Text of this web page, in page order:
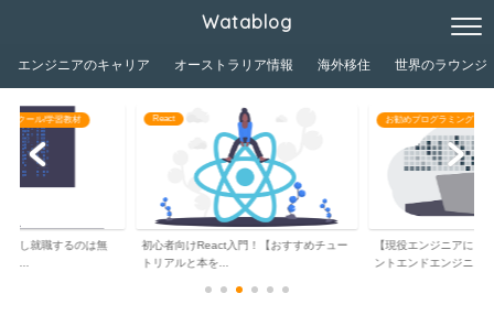
Watablog
エンジニアのキャリア オーストラリア情報 海外移住 世界のラウンジ
スクール/学習教材
学し就職するのは無
React
初心者向けReact入門！【おすすめチュー
トリアルと本を...
お勧めプログラミングスク
【現役エンジニアによ
ントエンドエンジニ...